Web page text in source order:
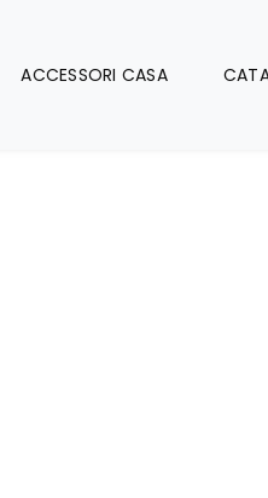
ACCESSORI CASA